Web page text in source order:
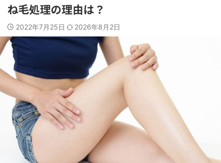
ね毛処理の理由は？
2022年7月25日 2026年8月2日